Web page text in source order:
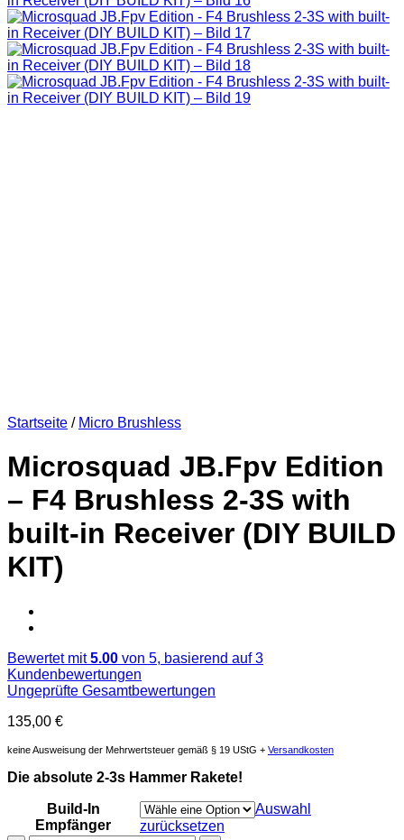
Startseite / Micro Brushless
Microsquad JB.Fpv Edition
– F4 Brushless 2-3S with
built-in Receiver (DIY BUILD
KIT)
Bewertet mit5.00 von 5, basierend auf3
Kundenbewertungen
Ungeprüfte Gesamtbewertungen
135,00 €
keine Ausweisung der Mehrwertsteuer gemäß § 19 UStG + Versandkosten
Die absolute 2-3s Hammer Rakete!
Build-In
Empfänger
Auswahl
zurücksetzen